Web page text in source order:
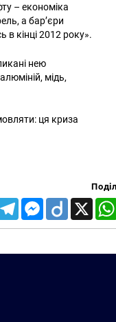
– економіка
а бар’єри
в кінці 2012 року».
нею
мідь,
ця криза
TelegramMessenger
Diigo X